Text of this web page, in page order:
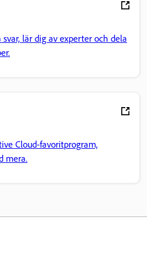
lär dig av experter och dela
Cloud-favoritprogram,
mera.